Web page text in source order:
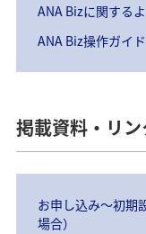
ANA Bizに関する
ANA Biz操作ガイド
掲載資料・リン
お申し込み～初期
場合）